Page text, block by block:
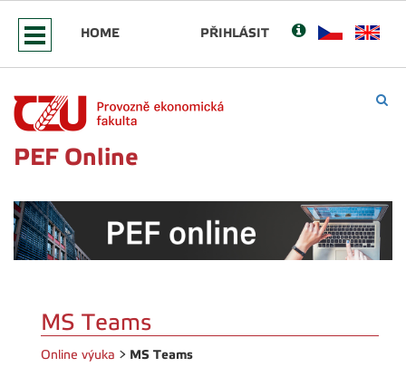
HOME PŘIHLÁSIT
PEF Online
MS Teams
Online výuka > MS Teams